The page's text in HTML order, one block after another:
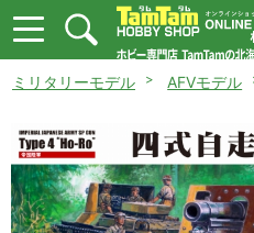
ミリタリーモデル AFVモデル